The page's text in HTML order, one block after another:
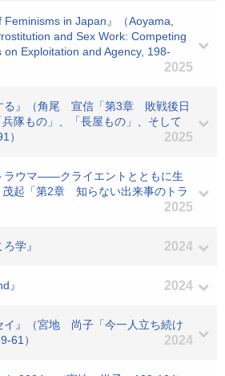
in Japan』（Aoyama,
and Sex Work: Competing
Exploitation and Agency, 198-
2025
る』（角尾 宣信「第3章 敗戦後日
隊もの」、「長屋もの」、そして
）
2025
ラウマ――クライエントとともに生
起「第2章 知らない出来事のトラ
2025
学』 2024
』 2024
イ』（宮地 尚子「今一人立ち続け
61）
2024